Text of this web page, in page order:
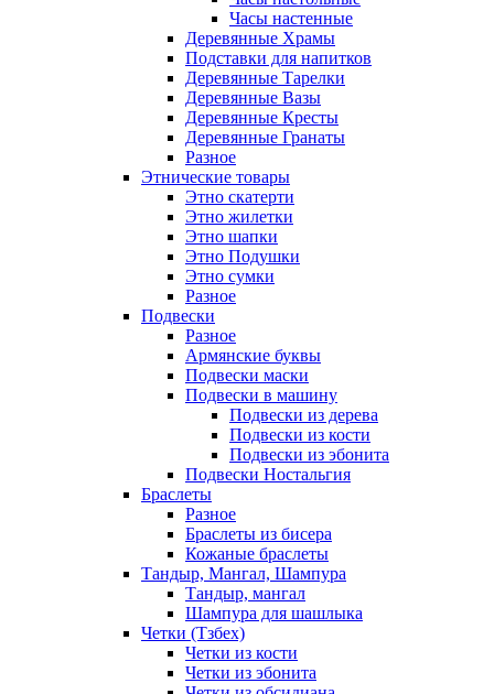
Часы настенные
Деревянные Храмы
Подставки для напитков
Деревянные Тарелки
Деревянные Вазы
Деревянные Кресты
Деревянные Гранаты
Разное
Этнические товары
Этно скатерти
Этно жилетки
Этно шапки
Этно Подушки
Этно сумки
Разное
Подвески
Разное
Армянские буквы
Подвески маски
Подвески в машину
Подвески из дерева
Подвески из кости
Подвески из эбонита
Подвески Ностальгия
Браслеты
Разное
Браслеты из бисера
Кожаные браслеты
Тандыр, Мангал, Шампура
Тандыр, мангал
Шампура для шашлыка
Четки (Тзбех)
Четки из кости
Четки из эбонита